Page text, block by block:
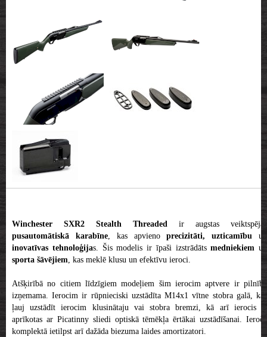
Winchester SXR2 Stealth Threaded ir augstas veiktspējas
pusautomātiskā karabīne, kas apvienoprecizitāti, uzticamību un
inovatīvas tehnoloģijas. Šis modelis ir īpaši izstrādātsmedniekiem un
sporta šāvējiem, kas meklē klusu un efektīvu ieroci.
Atšķirībā no citiem līdzīgiem modeļiem šim ierocim aptvere ir pilnībā
izņemama. Ierocim ir rūpnieciski uzstādīta M14x1 vītne stobra galā, kas
ļauj uzstādīt ierocim klusinātaju vai stobra bremzi, kā arī ierocis ir
aprīkotas ar Picatinny sliedi optiskā tēmēkļa ērtākai uzstādīšanai. Ieroča
komplektā ietilpst arī dažāda biezuma laides amortizatori.